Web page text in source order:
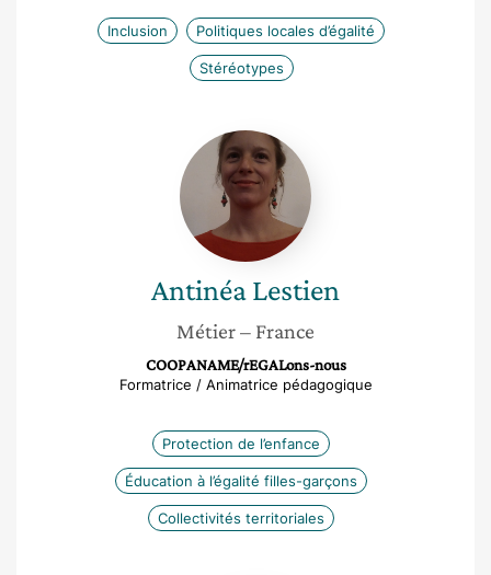
Inclusion Politiques locales d’égalité
Stéréotypes
Antinéa
Lestien
AntinéaLestien
Métier– France
COOPANAME/rEGALons-nous
Formatrice / Animatrice pédagogique
Protection de l’enfance
Éducation à l’égalité filles-garçons
Collectivités territoriales